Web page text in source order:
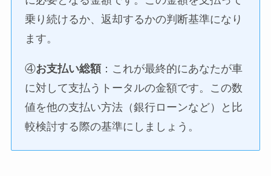
乗り続けるか、返却するかの判断基準になり
ます。
④お支払い総額 ：これが最終的にあなたが車
に対して支払うトータルの金額です。この数
値を他の支払い方法（銀行ローンなど）と比
較検討する際の基準にしましょう。